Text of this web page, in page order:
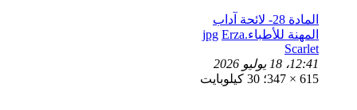
المادة 28- لائحة آداب
المهنة للأطباء.jpgErza
Scarlet
12:41، 18 يوليو 2026
615 × 347؛ 30 كيلوبايت